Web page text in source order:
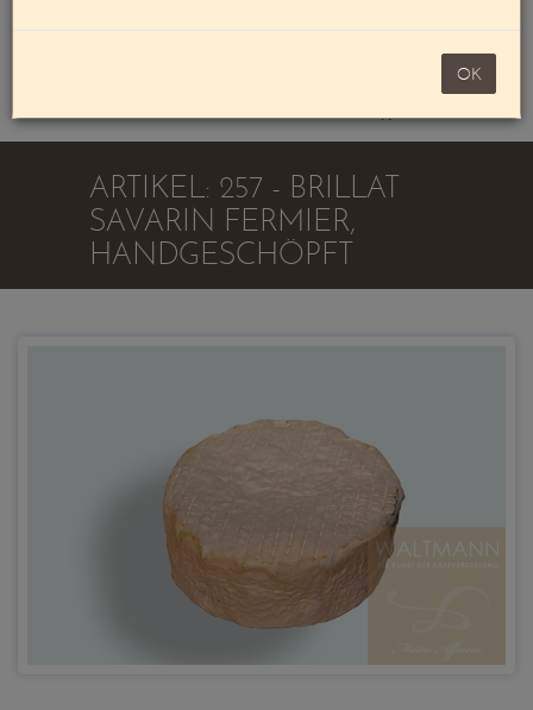
noch 100,00 €
Warenkorb
OK
ARTIKEL: 257 - BRILLAT
SAVARIN FERMIER,
HANDGESCHÖPFT